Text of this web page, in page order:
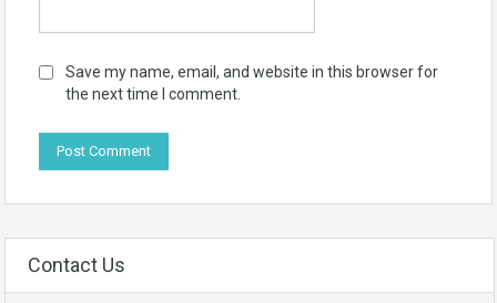
Save my name, email, and website in this browser for
the next time I comment.
Contact Us